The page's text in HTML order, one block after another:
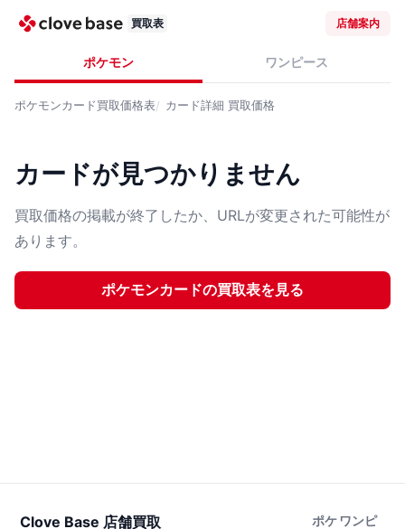
買取表 店舗案内
ポケモン ワンピース
ポケモンカード買取価格表 カード詳細 買取価格
カードが見つかりません
買取価格の掲載が終了したか、URLが変更された可能性が
あります。
ポケモンカードの買取表を見る
Clove Base 店舗買取
ポケ ワンピ